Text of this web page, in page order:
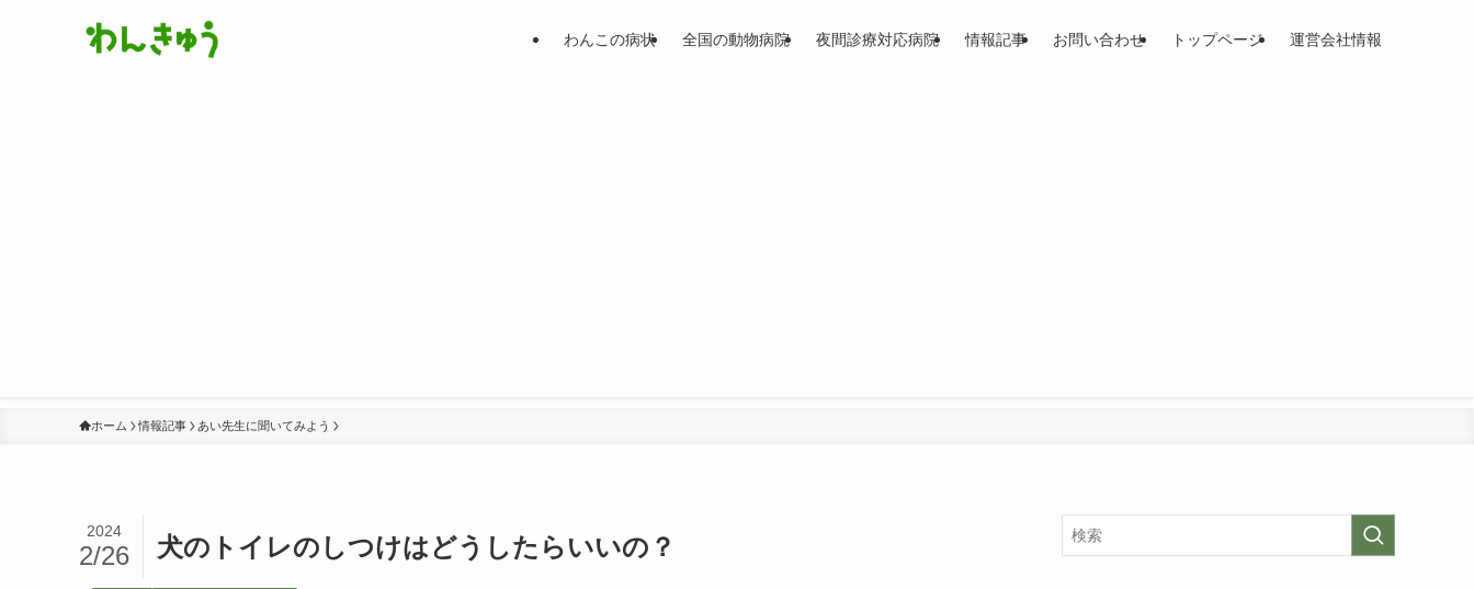
わんこの病状 全国の動物病院 夜間診療対応病院 情報記事 お問い合わせ トップページ 運営会社情報
ホーム 情報記事 あい先生に聞いてみよう
犬のトイレのしつけはどうしたらいいの？
2024
2/26